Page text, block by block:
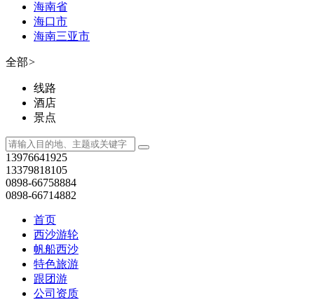
海南省
海口市
海南三亚市
全部>
线路
酒店
景点
13976641925
13379818105
0898-66758884
0898-66714882
首页
西沙游轮
帆船西沙
特色旅游
跟团游
公司资质